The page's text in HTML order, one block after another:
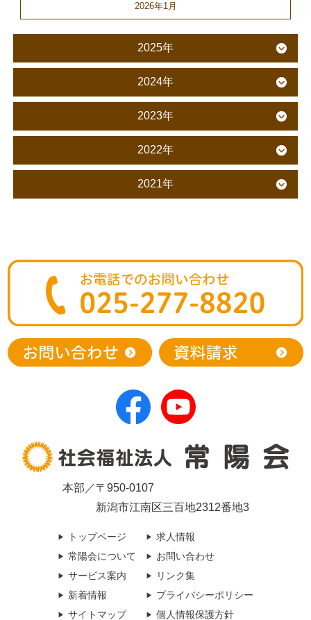
2026年1月
2025年
2024年
2023年
2022年
2021年
本部／〒950-0107
新潟市江南区三百地2312番地3
トップページ
常陽会について
サービス案内
新着情報
サイトマップ
求人情報
お問い合わせ
リンク集
プライバシーポリシー
個人情報保護方針